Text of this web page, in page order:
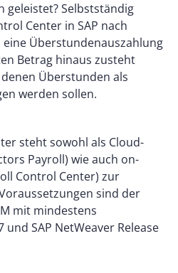
geleistet? Selbstständig
Center in SAP nach
eine Überstundenauszahlung
Betrag hinaus zusteht
Überstunden als
werden sollen.
steht sowohl als Cloud-
Payroll) wie auch on-
Control Center) zur
sind der
mit mindestens
und SAP NetWeaver Release